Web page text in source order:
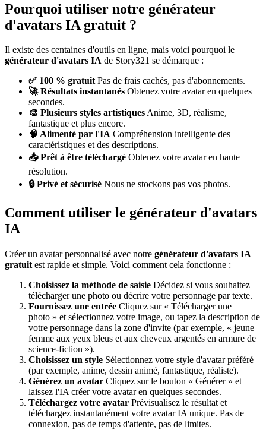
Pourquoi utiliser notre générateur
d'avatars IA gratuit ?
Il existe des centaines d'outils en ligne, mais voici pourquoi le
générateur d'avatars IA de Story321 se démarque :
✅ 100 % gratuitPas de frais cachés, pas d'abonnements.
🚀 Résultats instantanés Obtenez votre avatar en quelques
secondes.
🎨 Plusieurs styles artistiquesAnime, 3D, réalisme,
fantastique et plus encore.
🧠 Alimenté par l'IA Compréhension intelligente des
caractéristiques et des descriptions.
📥 Prêt à être téléchargé Obtenez votre avatar en haute
résolution.
🔒 Privé et sécurisé Nous ne stockons pas vos photos.
Comment utiliser le générateur d'avatars
IA
Créer un avatar personnalisé avec notre générateur d'avatars IA
gratuit est rapide et simple. Voici comment cela fonctionne :
Choisissez la méthode de saisie Décidez si vous souhaitez
télécharger une photo ou décrire votre personnage par texte.
Fournissez une entrée Cliquez sur « Télécharger une
photo » et sélectionnez votre image, ou tapez la description de
votre personnage dans la zone d'invite (par exemple, « jeune
femme aux yeux bleus et aux cheveux argentés en armure de
science-fiction »).
Choisissez un style Sélectionnez votre style d'avatar préféré
(par exemple, anime, dessin animé, fantastique, réaliste).
Générez un avatar Cliquez sur le bouton « Générer » et
laissez l'IA créer votre avatar en quelques secondes.
Téléchargez votre avatar Prévisualisez le résultat et
téléchargez instantanément votre avatar IA unique. Pas de
connexion, pas de temps d'attente, pas de limites.